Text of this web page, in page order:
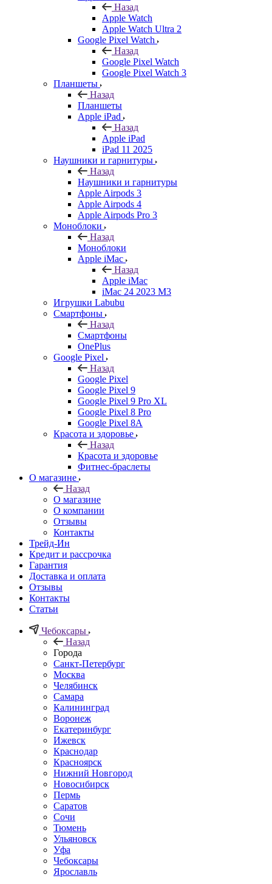
Назад
Apple Watch
Apple Watch Ultra 2
Google Pixel Watch
Назад
Google Pixel Watch
Google Pixel Watch 3
Планшеты
Назад
Планшеты
Apple iPad
Назад
Apple iPad
iPad 11 2025
Наушники и гарнитуры
Назад
Наушники и гарнитуры
Apple Airpods 3
Apple Airpods 4
Apple Airpods Pro 3
Моноблоки
Назад
Моноблоки
Apple iMac
Назад
Apple iMac
iMac 24 2023 M3
Игрушки Labubu
Смартфоны
Назад
Смартфоны
OnePlus
Google Pixel
Назад
Google Pixel
Google Pixel 9
Google Pixel 9 Pro XL
Google Pixel 8 Pro
Google Pixel 8A
Красота и здоровье
Назад
Красота и здоровье
Фитнес-браслеты
О магазине
Назад
О магазине
О компании
Отзывы
Контакты
Трейд-Ин
Кредит и рассрочка
Гарантия
Доставка и оплата
Отзывы
Контакты
Статьи
Чебоксары
Назад
Города
Санкт-Петербург
Москва
Челябинск
Самара
Калининград
Воронеж
Екатеринбург
Ижевск
Краснодар
Красноярск
Нижний Новгород
Новосибирск
Пермь
Саратов
Сочи
Тюмень
Ульяновск
Уфа
Чебоксары
Ярославль